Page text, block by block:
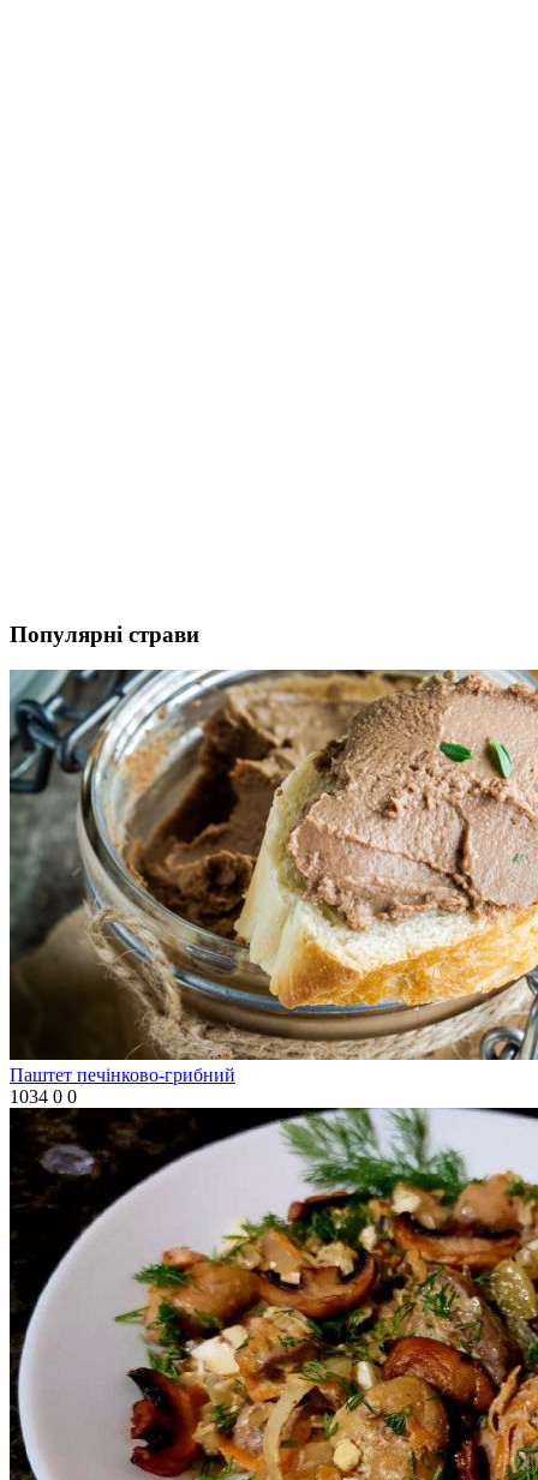
Популярні страви
Паштет печінково-грибний
1034 0 0